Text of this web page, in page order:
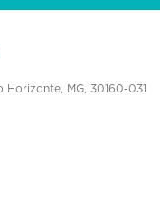
MG, 30160-031